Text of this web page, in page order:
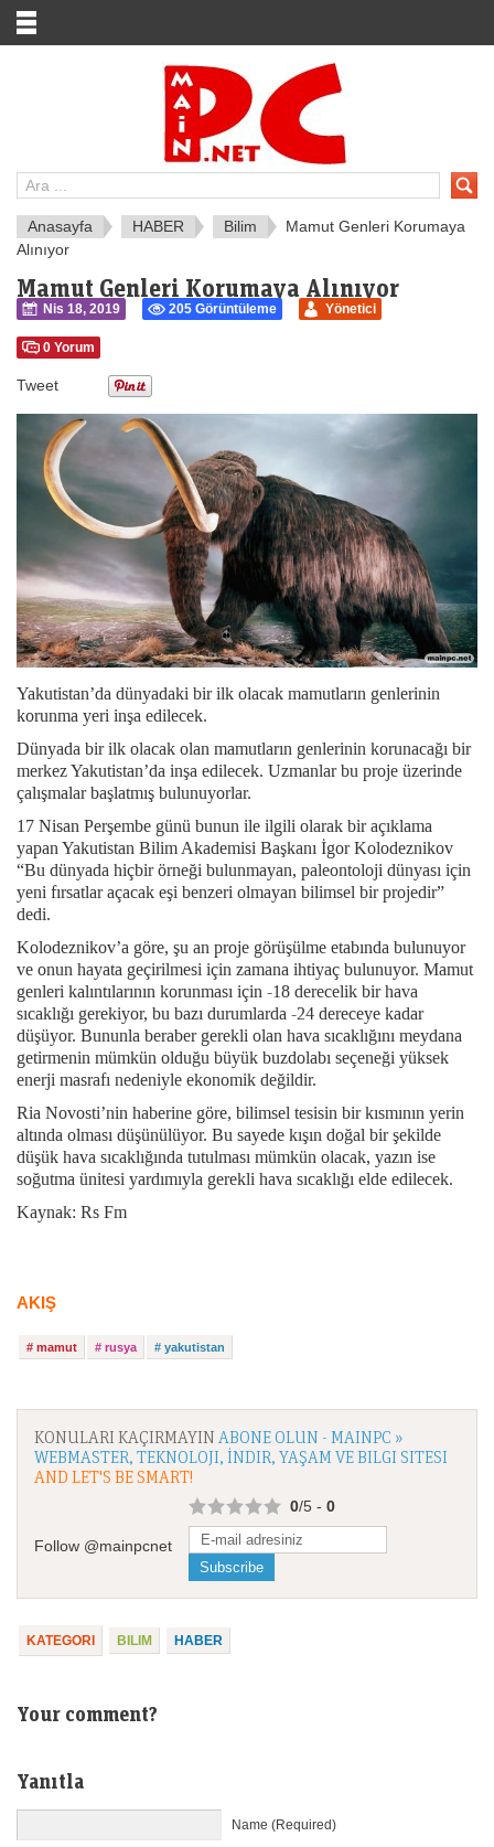
Anasayfa HABER Bilim
Mamut Genleri Korumaya
Alınıyor
Mamut Genleri Korumaya Alınıyor
Nis 18, 2019 205 Görüntüleme Yönetici
0 Yorum
Tweet
Yakutistan’da dünyadaki bir ilk olacak mamutların genlerinin
korunma yeri inşa edilecek.
Dünyada bir ilk olacak olan mamutların genlerinin korunacağı bir
merkez Yakutistan’da inşa edilecek. Uzmanlar bu proje üzerinde
çalışmalar başlatmış bulunuyorlar.
17 Nisan Perşembe günü bunun ile ilgili olarak bir açıklama
yapan Yakutistan Bilim Akademisi Başkanı İgor Kolodeznikov
“Bu dünyada hiçbir örneği bulunmayan, paleontoloji dünyası için
yeni fırsatlar açacak eşi benzeri olmayan bilimsel bir projedir”
dedi.
Kolodeznikov’a göre, şu an proje görüşülme etabında bulunuyor
ve onun hayata geçirilmesi için zamana ihtiyaç bulunuyor. Mamut
genleri kalıntılarının korunması için -18 derecelik bir hava
sıcaklığı gerekiyor, bu bazı durumlarda -24 dereceye kadar
düşüyor. Bununla beraber gerekli olan hava sıcaklığını meydana
getirmenin mümkün olduğu büyük buzdolabı seçeneği yüksek
enerji masrafı nedeniyle ekonomik değildir.
Ria Novosti’nin haberine göre, bilimsel tesisin bir kısmının yerin
altında olması düşünülüyor. Bu sayede kışın doğal bir şekilde
düşük hava sıcaklığında tutulması mümkün olacak, yazın ise
soğutma ünitesi yardımıyla gerekli hava sıcaklığı elde edilecek.
Kaynak: Rs Fm
AKIŞ
# mamut # rusya # yakutistan
KONULARI KAÇIRMAYIN ABONE OLUN - MAINPC »
WEBMASTER, TEKNOLOJI, İNDIR, YAŞAM VE BILGI SITESI
AND LET'S BE SMART!
Follow @mainpcnet
0/5 - 0
KATEGORI BILIM HABER
Your comment?
Yanıtla
Name (Required)